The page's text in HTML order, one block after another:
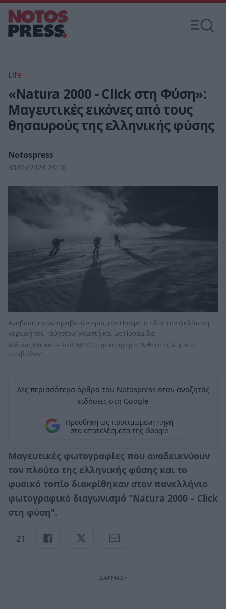
Life
«Natura 2000 - Click στη Φύση»:
Μαγευτικές εικόνες από τους
θησαυρούς της ελληνικής φύσης
Notospress
30/05/2023 23:18
Ανάβαση τριών ορειβατών προς τον Προφήτη Ηλία, την ψηλότερη
κορυφή του Ταύγετου, γνωστή και ως Πυραμίδα.
Ανδρέας Μάρκου – 2ο ΒΡΑΒΕΙΟ στην κατηγορία “Άνθρωπος & φυσικό
περιβάλλον”
Δες περισσότερα άρθρα του Notospress όταν αναζητάς
ειδήσεις στη Google
Προσθήκη ως προτιμώμενη πηγή
στα αποτελέσματα της Google
Μαγευτικές φωτογραφίες που αναδεικνύουν
τον πλούτο της ελληνικής φύσης και το
φυσικό τοπίο διακρίθηκαν στον πανελλήνιο
φωτογραφικό διαγωνισμό "Natura 2000 – Click
στη φύση".
21